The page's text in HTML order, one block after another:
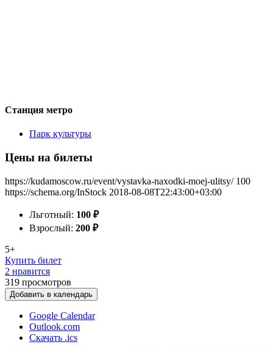
Станция метро
Парк культуры
Цены на билеты
https://kudamoscow.ru/event/vystavka-naxodki-moej-ulitsy/ 100
https://schema.org/InStock 2018-08-08T22:43:00+03:00
Льготный: 100 ₽
Взрослый: 200 ₽
5+
Купить билет
2 нравится
319 просмотров
Добавить в календарь
Google Calendar
Outlook.com
Скачать .ics